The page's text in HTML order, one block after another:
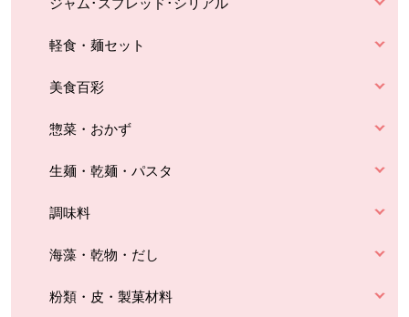
軽食・麺セット
美食百彩
惣菜・おかず
生麺・乾麺・パスタ
調味料
海藻・乾物・だし
粉類・皮・製菓材料